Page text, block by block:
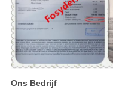
Ons Bedrijf